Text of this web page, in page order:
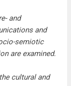
and
and
semiotic
are examined.
cultural and